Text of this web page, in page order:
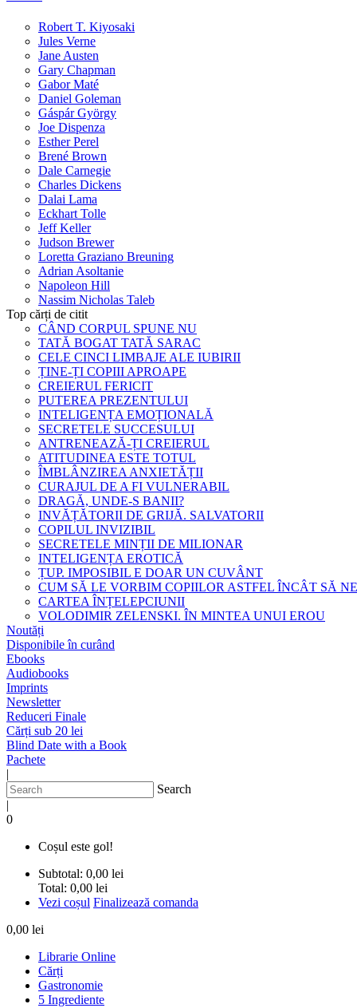
Robert T. Kiyosaki
Jules Verne
Jane Austen
Gary Chapman
Gabor Maté
Daniel Goleman
Gáspár György
Joe Dispenza
Esther Perel
Brené Brown
Dale Carnegie
Charles Dickens
Dalai Lama
Eckhart Tolle
Jeff Keller
Judson Brewer
Loretta Graziano Breuning
Adrian Asoltanie
Napoleon Hill
Nassim Nicholas Taleb
Top cărți de citit
CÂND CORPUL SPUNE NU
TATĂ BOGAT TATĂ SARAC
CELE CINCI LIMBAJE ALE IUBIRII
ȚINE-ȚI COPIII APROAPE
CREIERUL FERICIT
PUTEREA PREZENTULUI
INTELIGENȚA EMOȚIONALĂ
SECRETELE SUCCESULUI
ANTRENEAZĂ-ȚI CREIERUL
ATITUDINEA ESTE TOTUL
ÎMBLÂNZIREA ANXIETĂȚII
CURAJUL DE A FI VULNERABIL
DRAGĂ, UNDE-S BANII?
INVĂȚĂTORII DE GRIJĂ. SALVATORII
COPILUL INVIZIBIL
SECRETELE MINȚII DE MILIONAR
INTELIGENȚA EROTICĂ
ȚUP. IMPOSIBIL E DOAR UN CUVÂNT
CUM SĂ LE VORBIM COPIILOR ASTFEL ÎNCÂT SĂ
CARTEA ÎNȚELEPCIUNII
VOLODIMIR ZELENSKI. ÎN MINTEA UNUI EROU
Noutăți
Disponibile în curând
Ebooks
Audiobooks
Imprints
Newsletter
Reduceri Finale
Cărți sub 20 lei
Blind Date with a Book
Pachete
|
Search
|
0
Coșul este gol!
Subtotal: 0,00 lei
Total: 0,00 lei
Vezi coșul Finalizează comanda
0,00 lei
Librarie Online
Cărți
Gastronomie
5 Ingrediente